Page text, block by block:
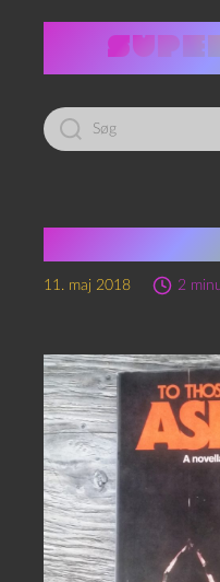
Led
efter:
11. maj 2018 2